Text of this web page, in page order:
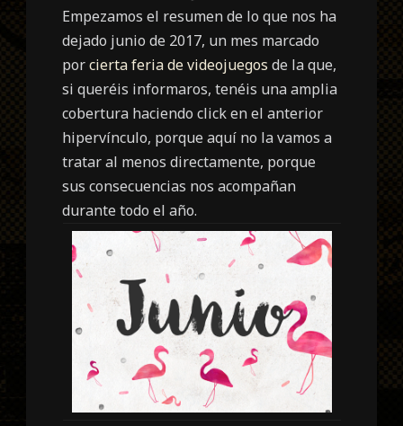
Empezamos el resumen de lo que nos ha
dejado junio de 2017, un mes marcado
porcierta feria de videojuegos de la que,
si queréis informaros, tenéis una amplia
cobertura haciendo click en el anterior
hipervínculo, porque aquí no la vamos a
tratar al menos directamente, porque
sus consecuencias nos acompañan
durante todo el año.